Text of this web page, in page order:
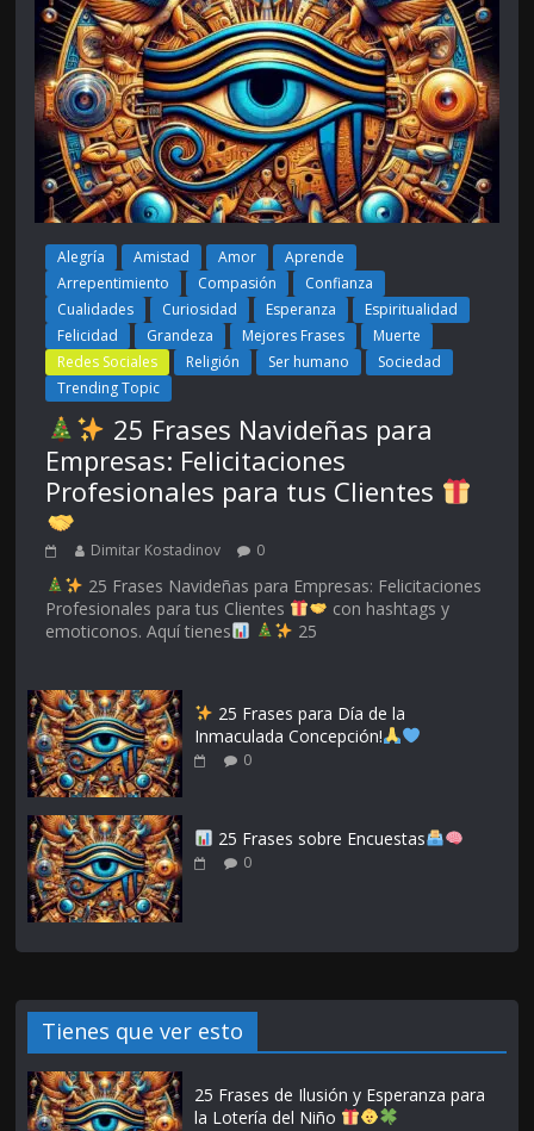
Alegría Amistad Amor
Aprende
Arrepentimiento
Compasión
Confianza
Cualidades
Curiosidad Esperanza
Espiritualidad
Felicidad
Grandeza Mejores Frases
Muerte
Redes Sociales
Religión Ser humano
Sociedad
Trending Topic
25 Frases Navideñas para
Empresas: Felicitaciones
Profesionales para tus Clientes
Dimitar Kostadinov 0
25 Frases Navideñas para Empresas: Felicitaciones
Profesionales para tus Clientes
con hashtags y
emoticonos. Aquí tienes
25
25 Frases para Día de la
Inmaculada Concepción!
0
25 Frases sobre Encuestas
0
Tienes que ver esto
25 Frases de Ilusión y Esperanza para
la Lotería del Niño